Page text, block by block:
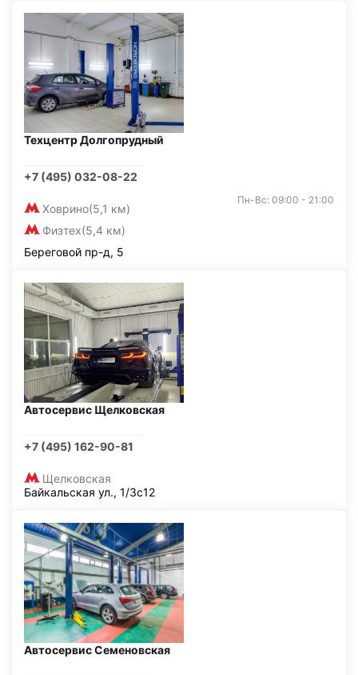
Техцентр Долгопрудный
+7 (495) 032-08-22
Ховрино(5,1 км)
Физтех(5,4 км)
Пн-Вс: 09:00 - 21:00
Береговой пр-д, 5
Автосервис Щелковская
+7 (495) 162-90-81
Щелковская
Байкальская ул., 1/3с12
Автосервис Семеновская